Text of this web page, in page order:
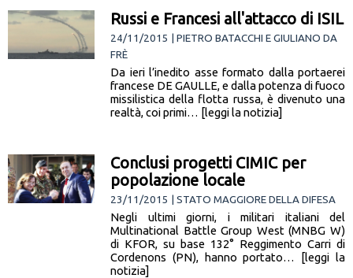
Russi e Francesi all'attacco di ISIL
24/11/2015 | PIETRO BATACCHI E GIULIANO DA
FRÈ
Da ieri l’inedito asse formato dalla portaerei
francese DE GAULLE, e dalla potenza di fuoco
missilistica della flotta russa, è divenuto una
realtà, coi primi… [leggi la notizia]
Conclusi progetti CIMIC per
popolazione locale
23/11/2015 | STATO MAGGIORE DELLA DIFESA
Negli ultimi giorni, i militari italiani del
Multinational Battle Group West (MNBG W)
di KFOR, su base 132° Reggimento Carri di
Cordenons (PN), hanno portato… [leggi la
notizia]